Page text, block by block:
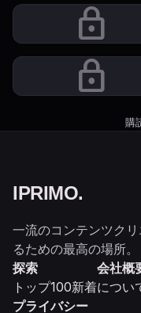
lock
lock
購
IPRIMO.
一流のコンテンツク
るための最高の場所。
探索
トップ100新着
会社概
につい
プライバシー